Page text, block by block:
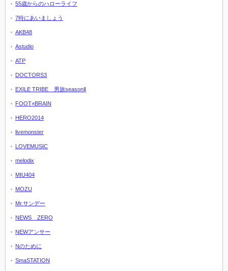
55歳からのハローライフ
7時にあいましょう
AKB48
Astudio
ATP
DOCTORS3
EXILE TRIBE 男旅seasonⅡ
FOOT×BRAIN
HERO2014
livemonster
LOVEMUSIC
melodix
MIU404
MOZU
Mr.サンデー
NEWS ZERO
NEWアンサー
Nのために
SmaSTATION